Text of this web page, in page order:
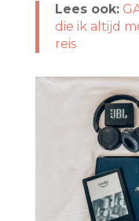
Lees ook:
die ik altijd
reis